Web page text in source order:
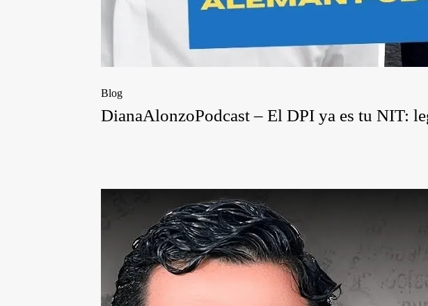
Blog
DianaAlonzoPodcast – El DPI ya es tu NIT: